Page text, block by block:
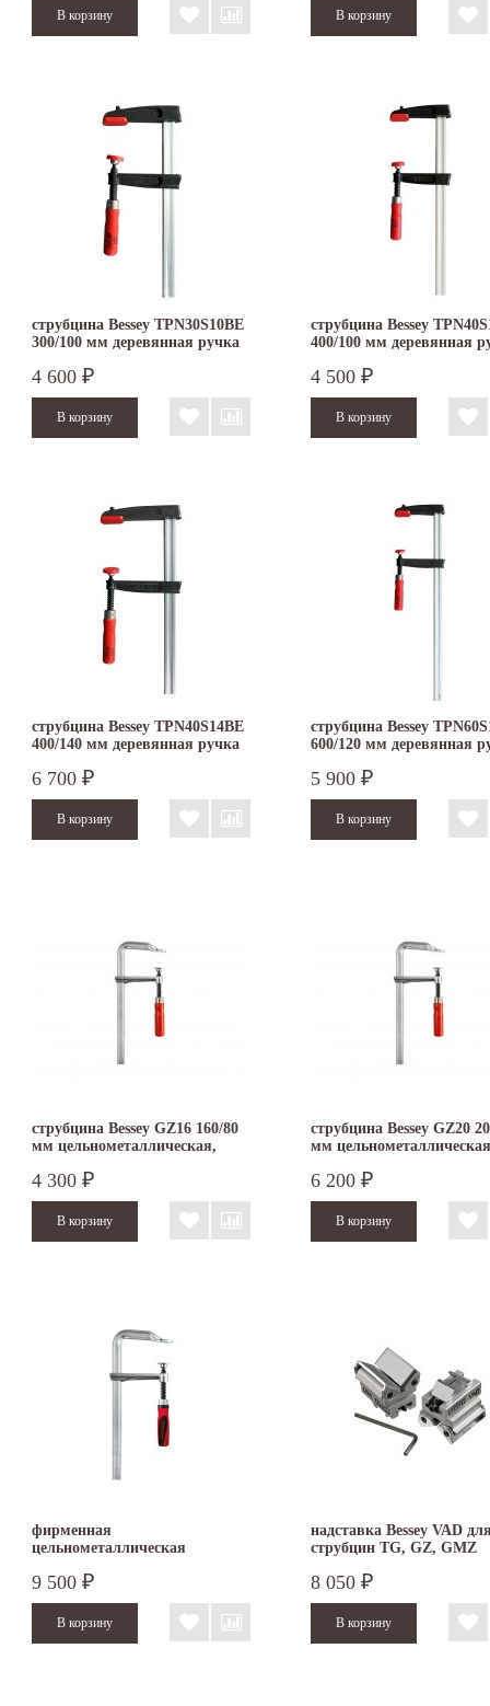
струбцина Bessey TPN30S10BE
300/100 мм деревянная ручка
4 600 ₽
струбцина Bessey
400/100 мм деревянная
4 500 ₽
струбцина Bessey TPN40S14BE
400/140 мм деревянная ручка
6 700 ₽
струбцина Bessey
600/120 мм деревянная
5 900 ₽
струбцина Bessey GZ16 160/80
мм цельнометаллическая,
4 300 ₽
струбцина Bessey GZ20
мм
6 200 ₽
фирменная
цельнометаллическая
двухкомпонентной рукояткой
из пластика
9 500 ₽
надставка Bessey VAD
струбцин TG, GZ, GMZ
8 050 ₽